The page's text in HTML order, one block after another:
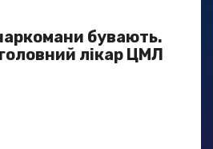
наркомани бувають.
лікар ЦМЛ